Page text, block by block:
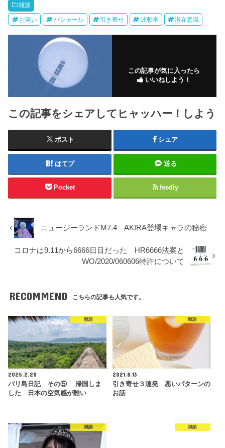
雑談
お笑い バシャール 引き寄せ 波動学 潜在意識
この記事が気に入ったら
いいねしよう！
この記事をシェアしてヒャッハー！しよう
ポスト シェア
はてブ 送る
Pocket feedly
ニュージーランドM7.4 AKIRA登場キャラの秘密
コロナは9.11から6666日目だった HR6666法案と
WO/2020/060606特許について
RECOMMEND こちらの記事も人気です。
雑談
2025.2.20
バリ島日記 その⑤ 帰国しま
した 日本の空気感が酷い
雑談
2021.8.13
引き寄せ３連発 悪いパターンの
お話
雑談 雑談